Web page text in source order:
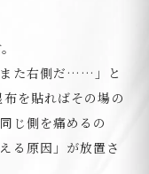
また右側だ……」と
を貼ればその場の
じ側を痛めるの
る原因」が放置さ